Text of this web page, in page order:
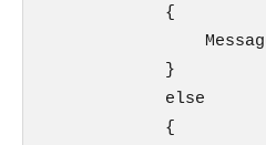
            {
            }
            else
            {